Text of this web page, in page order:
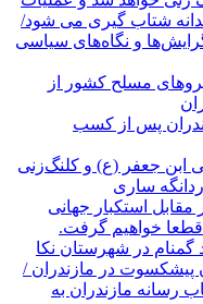
شتاب گیری می شود/
و نگاه‌های سیاسی
مسلح کشور از
پس از کسب
ابن جعفر (ع) و کلنگ‌زنی
ساری
استکبار جهانی
قطعا خواهیم گرفت.
گمنام در شهرستان نکا
پیشکسوت در مازندران /
رسانه مازندران به